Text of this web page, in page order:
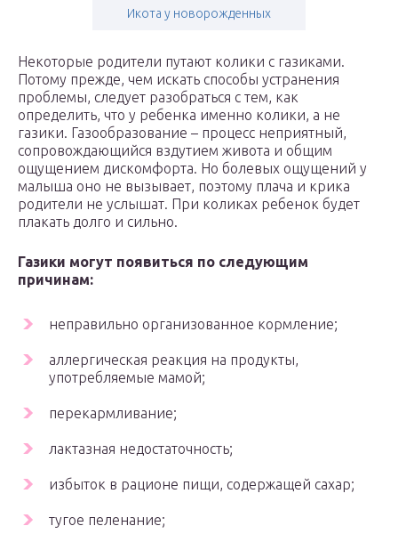
Икота у новорожденных
Некоторые родители путают колики с газиками.
Потому прежде, чем искать способы устранения
проблемы, следует разобраться с тем, как
определить, что у ребенка именно колики, а не
газики. Газообразование – процесс неприятный,
сопровождающийся вздутием живота и общим
ощущением дискомфорта. Но болевых ощущений у
малыша оно не вызывает, поэтому плача и крика
родители не услышат. При коликах ребенок будет
плакать долго и сильно.
Газики могут появиться по следующим
причинам:
неправильно организованное кормление;
аллергическая реакция на продукты,
употребляемые мамой;
перекармливание;
лактазная недостаточность;
избыток в рационе пищи, содержащей сахар;
тугое пеленание;